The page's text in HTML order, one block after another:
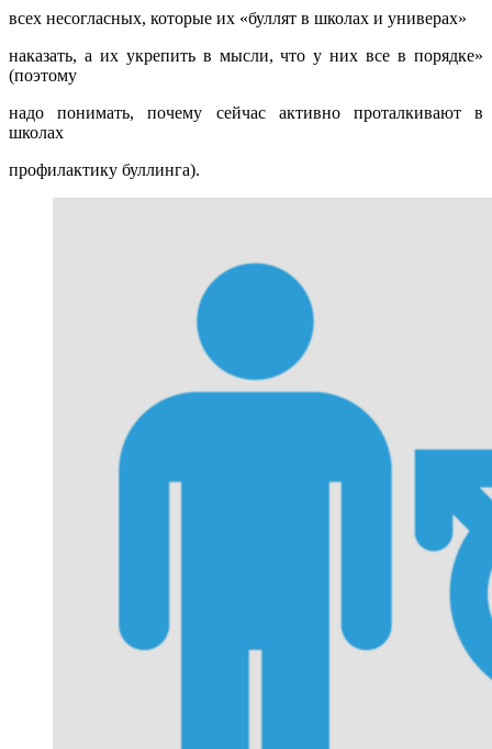
всех несогласных, которые их «буллят в школах и универах»
наказать, а их укрепить в мысли, что у них все в порядке»
(поэтому
надо понимать, почему сейчас активно проталкивают в
школах
профилактику буллинга).